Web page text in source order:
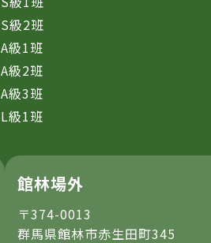
S級2班
A級1班
A級2班
A級3班
L級1班
館林場外
〒374-0013
群馬県館林市赤生田町345